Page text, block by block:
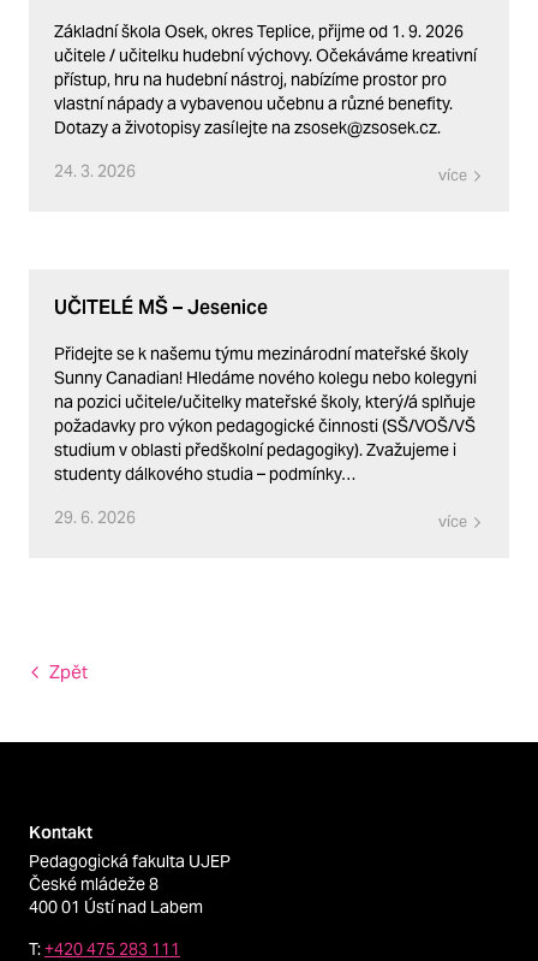
Základní škola Osek, okres Teplice, přijme od 1. 9. 2026
učitele / učitelku hudební výchovy. Očekáváme kreativní
přístup, hru na hudební nástroj, nabízíme prostor pro
vlastní nápady a vybavenou učebnu a různé benefity.
Dotazy a životopisy zasílejte na zsosek@zsosek.cz.
24. 3. 2026 více
UČITELÉ MŠ – Jesenice
Přidejte se k našemu týmu mezinárodní mateřské školy
Sunny Canadian! Hledáme nového kolegu nebo kolegyni
na pozici učitele/učitelky mateřské školy, který/á splňuje
požadavky pro výkon pedagogické činnosti (SŠ/VOŠ/VŠ
studium v oblasti předškolní pedagogiky). Zvažujeme i
studenty dálkového studia – podmínky…
29. 6. 2026 více
Zpět
Kontakt
Pedagogická fakulta UJEP
České mládeže 8
400 01 Ústí nad Labem
T:+420 475 283 111